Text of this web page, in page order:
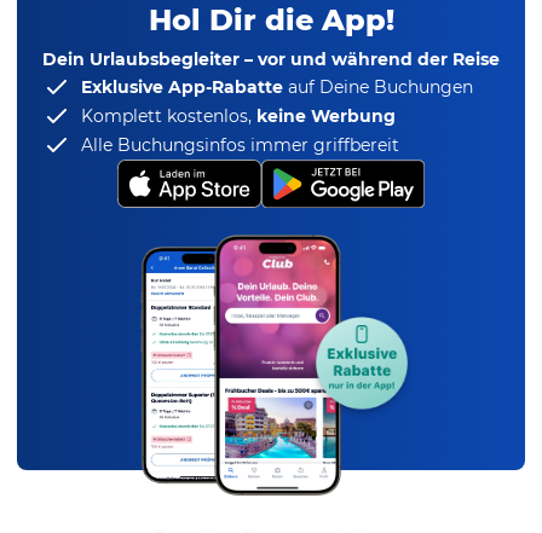
Hol Dir die App!
Dein Urlaubsbegleiter – vor und während der Reise
Exklusive App-Rabatte auf Deine Buchungen
Komplett kostenlos, keine Werbung
Alle Buchungsinfos immer griffbereit